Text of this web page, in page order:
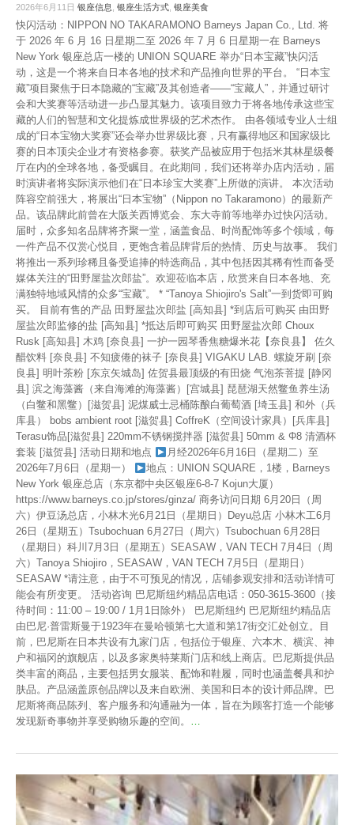
2026年6月11日 银座信息 银座生活方式 银座美食
快闪活动：NIPPON NO TAKARAMONO Barneys Japan Co., Ltd. 将
于 2026 年 6 月 16 日星期二至 2026 年 7 月 6 日星期一在 Barneys
New York 银座总店一楼的 UNION SQUARE 举办“日本宝藏”快闪活
动，这是一个将来自日本各地的技术和产品推向世界的平台。 “日本宝
藏”项目聚焦于日本隐藏的“宝藏”及其创造者——“宝藏人”，并通过研讨
会和大奖赛等活动进一步凸显其魅力。该项目致力于将各地传承这些宝
藏的人们的智慧和文化提炼成世界级的艺术杰作。 由各领域专业人士组
成的“日本宝物大奖赛”还会举办世界级比赛，只有赢得地区和国家级比
赛的日本顶尖企业才有资格参赛。获奖产品被应用于包括米其林星级餐
厅在内的全球各地，备受瞩目。在此期间，我们还将举办店内活动，届
时演讲者将实际演示他们在“日本珍宝大奖赛”上所做的演讲。 本次活动
阵容空前强大，将展出“日本宝物”（Nippon no Takaramono）的最新产
品。该品牌此前曾在大阪关西博览会、东大寺前等地举办过快闪活动。
届时，众多知名品牌将齐聚一堂，涵盖食品、时尚配饰等多个领域，每
一件产品不仅赏心悦目，更饱含着品牌背后的热情、历史与故事。 我们
将推出一系列珍稀且备受追捧的特选商品，其中包括因其稀有性而备受
媒体关注的“田野屋盐次郎盐”。欢迎莅临本店，欣赏来自日本各地、充
满独特地域风情的众多“宝藏”。 * “Tanoya Shiojiro's Salt”一到货即可购
买。 目前有售的产品 田野屋盐次郎盐 [高知县] *到店后可购买 由田野
屋盐次郎监修的盐 [高知县] *抵达后即可购买 田野屋盐次郎 Choux
Rusk [高知县] 木鸡 [奈良县] 一护一园琴香焦糖爆米花【奈良县】 佐久
醋饮料 [奈良县] 不知疲倦的袜子 [奈良县] VIGAKU LAB. 螺旋牙刷 [奈
良县] 明叶茶粉 [东京矢城岛] 佐贺县最顶级的有田烧 气泡茶菩提 [静冈
县] 滨之海藻酱（来自海滩的海藻酱）[宫城县] 琵琶湖天然鳖鱼养生汤
（白鳖和黑鳖）[滋贺县] 泥煤威士忌桶陈酿白葡萄酒 [埼玉县] 和外（兵
库县） bobs ambient root [滋贺县] CoffreK（空间设计家具）[兵库县]
Terasu饰品[滋贺县] 220mm不锈钢搅拌器 [滋贺县] 50mm & Φ8 清酒杯
套装 [滋贺县] 活动日期和地点
月经2026年6月16日（星期二）至
2026年7月6日（星期一）
地点：UNION SQUARE，1楼，Barneys
New York 银座总店（东京都中央区银座6-8-7 Kojun大厦）
https://www.barneys.co.jp/stores/ginza/ 商务访问日期 6月20日（周
六）伊豆汤总店，小林木光6月21日（星期日）Deyu总店 小林木工6月
26日（星期五）Tsubochuan 6月27日（周六）Tsubochuan 6月28日
（星期日）科川7月3日（星期五）SEASAW，VAN TECH 7月4日（周
六）Tanoya Shiojiro，SEASAW，VAN TECH 7月5日（星期日）
SEASAW *请注意，由于不可预见的情况，店铺参观安排和活动详情可
能会有所变更。 活动咨询 巴尼斯纽约精品店电话：050-3615-3600（接
待时间：11:00 – 19:00 / 1月1日除外） 巴尼斯纽约 巴尼斯纽约精品店
由巴尼·普雷斯曼于1923年在曼哈顿第七大道和第17街交汇处创立。目
前，巴尼斯在日本共设有九家门店，包括位于银座、六本木、横滨、神
户和福冈的旗舰店，以及多家奥特莱斯门店和线上商店。巴尼斯提供品
类丰富的商品，主要包括男女服装、配饰和鞋履，同时也涵盖餐具和护
肤品。产品涵盖原创品牌以及来自欧洲、美国和日本的设计师品牌。巴
尼斯将商品陈列、客户服务和沟通融为一体，旨在为顾客打造一个能够
发现新奇事物并享受购物乐趣的空间。 …